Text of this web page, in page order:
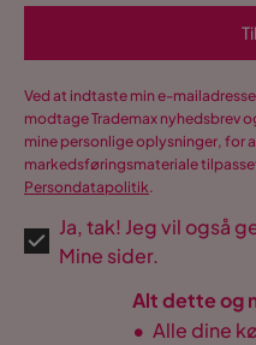
Ved at indtaste min e-
modtage Trademax nyhedsbrev
mine personlige oplysninger, for
markedsføringsmateriale
Persondatapolitik.
Ja, tak! Jeg vil også
Mine sider.
Alt dette og
• Alle dine